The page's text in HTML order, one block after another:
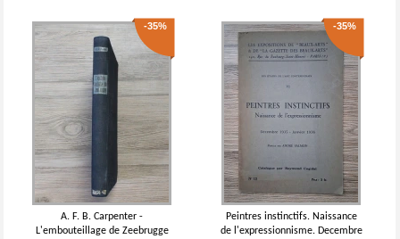
-35%
A. F. B. Carpenter -
L'embouteillage de Zeebrugge
-35%
Peintres instinctifs. Naissance
de l'expressionnisme. Decembre